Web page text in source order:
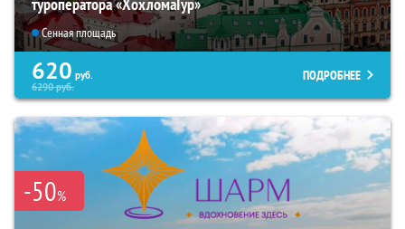
Сенная площадь
620 руб.
6290руб.
ПОДРОБНЕЕ
-50%